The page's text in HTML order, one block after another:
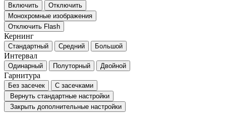
Включить
Отключить
Монохромные изображения
Отключить Flash
Кернинг
Стандартный Средний Большой
Интервал
Одинарный Полуторный Двойной
Гарнитура
Без засечек
С засечками
Вернуть стандартные настройки
Закрыть дополнительные настройки